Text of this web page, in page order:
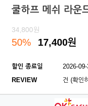
쿨하프 메쉬 라운
34,800원
50% 17,400원
할인 종료일
2026-
REVIEW
건 (확인